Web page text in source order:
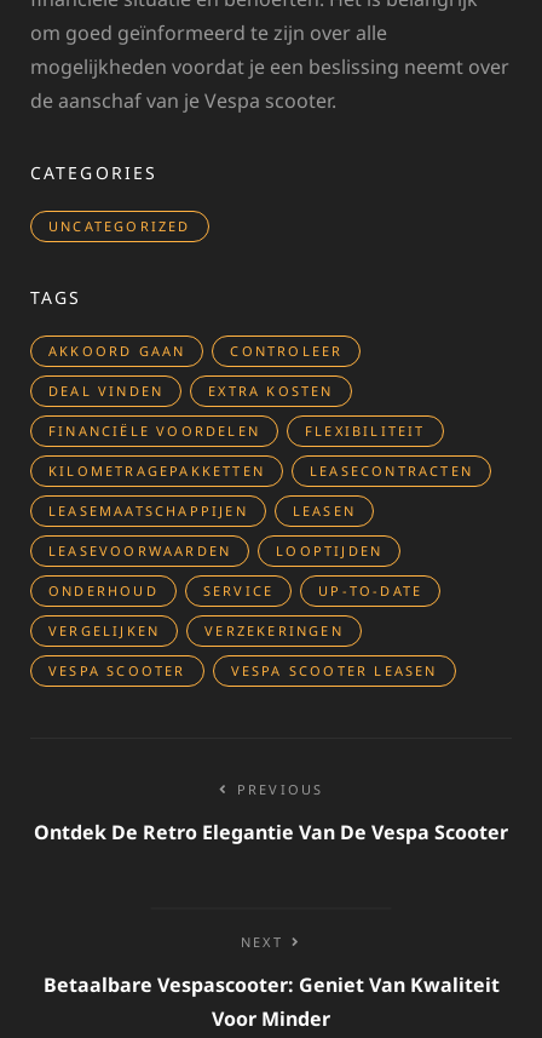
om goed geïnformeerd te zijn over alle
mogelijkheden voordat je een beslissing neemt over
de aanschaf van je Vespa scooter.
CATEGORIES
UNCATEGORIZED
TAGS
AKKOORD GAAN CONTROLEER
DEAL VINDEN EXTRA KOSTEN
FINANCIËLE VOORDELEN FLEXIBILITEIT
KILOMETRAGEPAKKETTEN LEASECONTRACTEN
LEASEMAATSCHAPPIJEN LEASEN
LEASEVOORWAARDEN LOOPTIJDEN
ONDERHOUD SERVICE UP-TO-DATE
VERGELIJKEN VERZEKERINGEN
VESPA SCOOTER VESPA SCOOTER LEASEN
navigatie
PREVIOUS
Ontdek De Retro Elegantie Van De Vespa Scooter
NEXT
Betaalbare Vespascooter: Geniet Van Kwaliteit
Voor Minder